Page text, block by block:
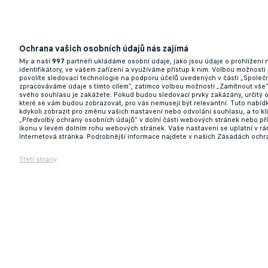
Dortmund, Arsenal, Barcelona i Saúdská
Ochrana vašich osobních údajů nás zajímá
My a naši 997 partneři ukládáme osobní údaje, jako jsou údaje o prohlížení
identifikátory, ve vašem zařízení a využíváme přístup k nim. Volbou možnosti
povolíte sledovací technologie na podporu účelů uvedených v části
zpracováváme údaje s tímto cílem“, zatímco volbou možnosti „Zamítnout
svého souhlasu je zakážete. Pokud budou sledovací prvky zakázány, určitý
které se vám budou zobrazovat, pro vás nemusejí být relevantní. Tuto
kdykoli zobrazit pro změnu vašich nastavení nebo odvolání souhlasu, a to
„Předvolby ochrany osobních údajů“ v dolní části webových stránek nebo
ikonu v levém dolním rohu webových stránek. Vaše nastavení se uplatní v
Internetová stránka. Podrobnější informace najdete v našich Zásadách
Třetí strany